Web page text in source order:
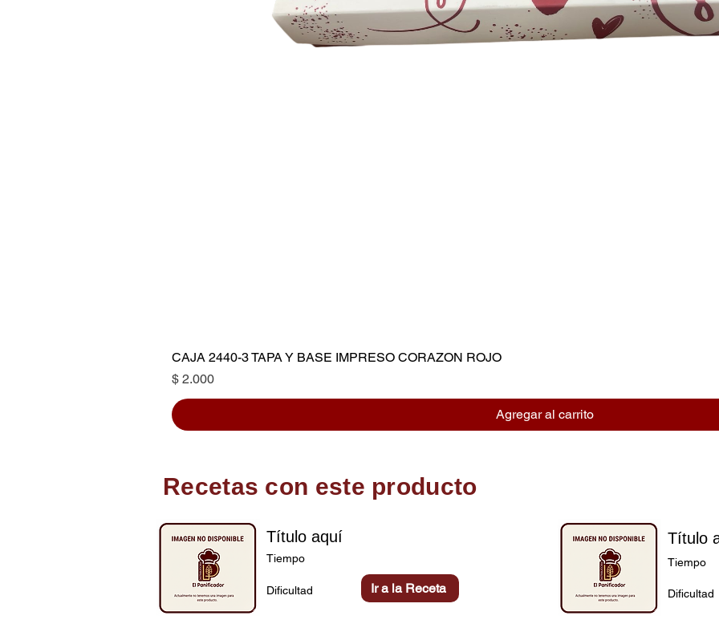
CAJA 2440-3 TAPA Y BASE IMPRESO CORAZON ROJO
Precio
$ 2.000
Agregar al carrito
Recetas con este producto
Título aquí
Tiempo
Ir a la Receta
Dificultad
Título
Tiempo
Dificultad